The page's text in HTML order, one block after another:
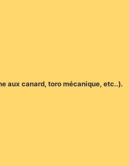
aux canard, toro mécanique, etc..).